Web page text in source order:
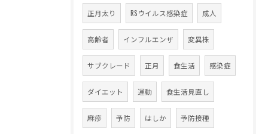
正月太り RSウイルス感染症 成人
高齢者 インフルエンザ 変異株
サブクレード 正月 食生活 感染症
ダイエット 運動 食生活見直し
麻疹 予防 はしか 予防接種